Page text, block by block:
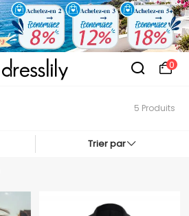
0
5 Produits
Trier par